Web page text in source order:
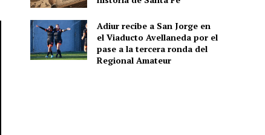
Adiur recibe a San Jorge en
el Viaducto Avellaneda por el
pase a la tercera ronda del
Regional Amateur